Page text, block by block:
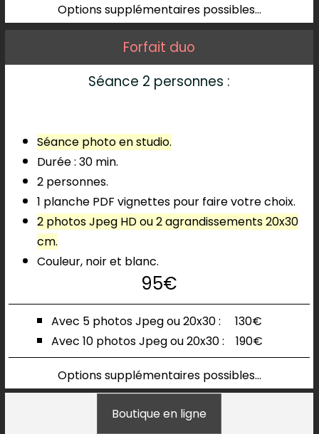
Options supplémentaires possibles...
Forfait duo
Séance 2 personnes :
Séance photo en studio.
Durée : 30 min.
2 personnes.
1 planche PDF vignettes pour faire votre choix.
2 photos Jpeg HD ou 2 agrandissements 20x30
cm.
Couleur, noir et blanc.
95€
Avec 5 photosJpeg ou 20x30 :
130€
Avec 10 photosJpeg ou 20x30 : 190€
Options supplémentaires possibles...
Boutique en ligne